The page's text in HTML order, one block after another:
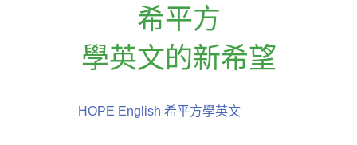
希平方
學英文的新希望
HOPE English 希平方學英文